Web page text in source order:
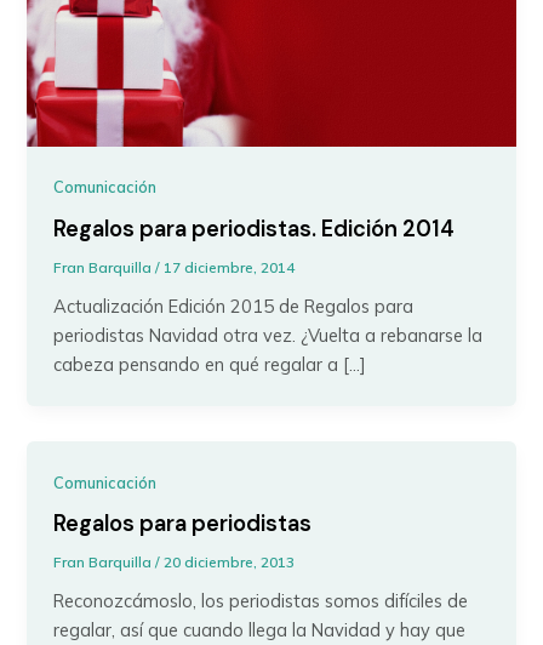
Comunicación
Regalos para periodistas. Edición 2014
Fran Barquilla/ 17 diciembre, 2014
Actualización Edición 2015 de Regalos para
periodistas Navidad otra vez. ¿Vuelta a rebanarse la
cabeza pensando en qué regalar a […]
Comunicación
Regalos para periodistas
Fran Barquilla/20 diciembre, 2013
Reconozcámoslo, los periodistas somos difíciles de
regalar, así que cuando llega la Navidad y hay que